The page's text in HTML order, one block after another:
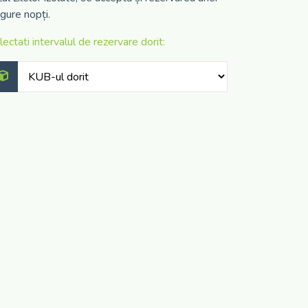
nopți.
intervalul de rezervare dorit: